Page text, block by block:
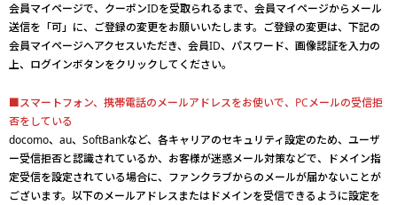
会員マイページで、クーポンIDを受取られるまで、会員マイページからメール
送信を「可」に、ご登録の変更をお願いいたします。ご登録の変更は、下記の
会員マイページへアクセスいただき、会員ID、パスワード、画像認証を入力の
上、ログインボタンをクリックしてください。
■スマートフォン、携帯電話のメールアドレスをお使いで、PCメールの受信拒
否をしている
docomo、au、SoftBankなど、各キャリアのセキュリティ設定のため、ユーザ
ー受信拒否と認識されているか、お客様が迷惑メール対策などで、ドメイン指
定受信を設定されている場合に、ファンクラブからのメールが届かないことが
ございます。以下のメールアドレスまたはドメインを受信できるように設定を